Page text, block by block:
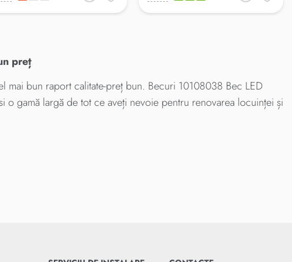
preț
bun raport calitate-preț bun. Becuri 10108038 Bec LED
o gamă largă de tot ce aveți nevoie pentru renovarea locuinței și